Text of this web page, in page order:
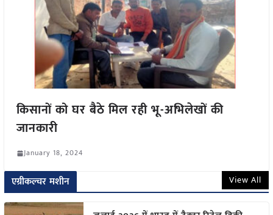
किसानों को घर बैठे मिल रही भू-अभिलेखों की
जानकारी
January 18, 2024
एग्रीकल्चर मशीन View All